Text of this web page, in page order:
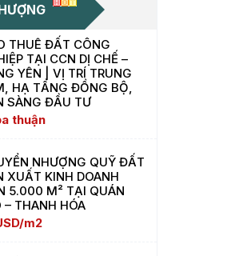
THUÊ ĐẤT CÔNG
TẠI CCN DỊ CHẾ –
YÊN | VỊ TRÍ TRUNG
HẠ TẦNG ĐỒNG BỘ,
SÀNG ĐẦU TƯ
thuận
NHƯỢNG QUỸ ĐẤT
XUẤT KINH DOANH
5.000 M² TẠI QUÁN
– THANH HÓA
m2